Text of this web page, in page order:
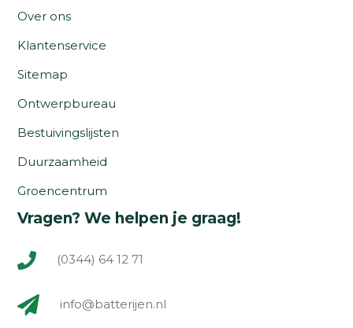
Over ons
Klantenservice
Sitemap
Ontwerpbureau
Bestuivingslijsten
Duurzaamheid
Groencentrum
Vragen? We helpen je graag!
(0344) 64 12 71
info@batterijen.nl